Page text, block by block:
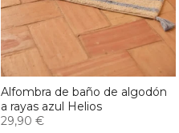
Alfombra de baño de algodón
a rayas azul Helios
29,90 €